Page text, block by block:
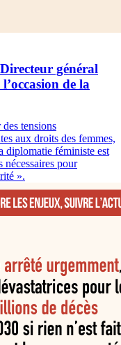
général
de la
tensions
aux droits des femmes,
diplomatie féministe est
nécessaires pour
».